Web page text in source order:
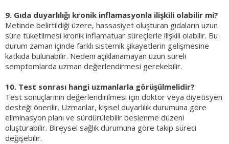
9. Gıda duyarlılığı kronik inflamasyonla ilişkili olabilir mi?
Metinde belirtildiği üzere, hassasiyet oluşturan gıdaların uzun
süre tüketilmesi kronik inflamatuar süreçlerle ilişkili olabilir. Bu
durum zaman içinde farklı sistemik şikayetlerin gelişmesine
katkıda bulunabilir. Nedeni açıklanamayan uzun süreli
semptomlarda uzman değerlendirmesi gerekebilir.
10. Test sonrası hangi uzmanlarla görüşülmelidir?
Test sonuçlarının değerlendirilmesi için doktor veya diyetisyen
desteği önerilir. Uzmanlar, kişisel duyarlılık durumuna göre
eliminasyon planı ve sürdürülebilir beslenme düzeni
oluşturabilir. Bireysel sağlık durumuna göre takip süreci
değişebilir.